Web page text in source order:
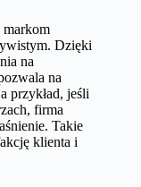
markom
Dzięki
na
na
przykład, jeśli
firma
Takie
klienta i